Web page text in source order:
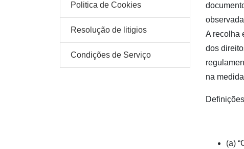
Politica de Cookies
Resolução de litigios
Condições de Serviço
A recolha
dos
na
(a)